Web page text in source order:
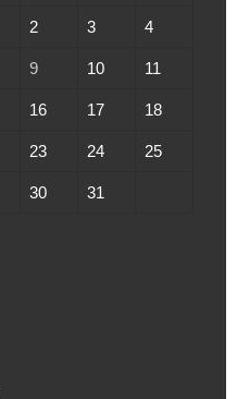
2 3 4
9 10 11
16 17 18
23 24 25
30 31